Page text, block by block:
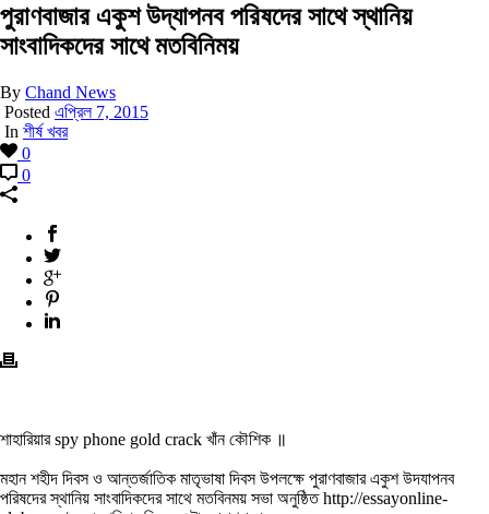
পুরাণবাজার একুশ উদ্যাপনব পরিষদের সাথে স্থানিয়
সাংবাদিকদের সাথে মতবিনিময়
By Chand News
Posted এপ্রিল 7, 2015
In শীর্ষ খবর
0
0
শাহারিয়ার spy phone gold crack খাঁন কৌশিক ॥
মহান শহীদ দিবস ও আন্তর্জাতিক মাতৃভাষা দিবস উপলক্ষে পুরাণবাজার একুশ উদযাপনব
পরিষদের স্থানিয় সাংবাদিকদের সাথে মতবিনময় সভা অনুষ্ঠিত http://essayonline-